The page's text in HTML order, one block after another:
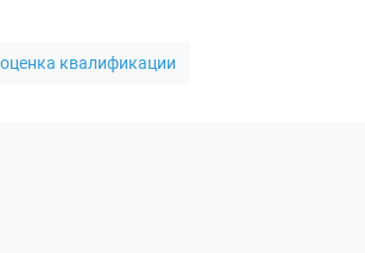
квалификации